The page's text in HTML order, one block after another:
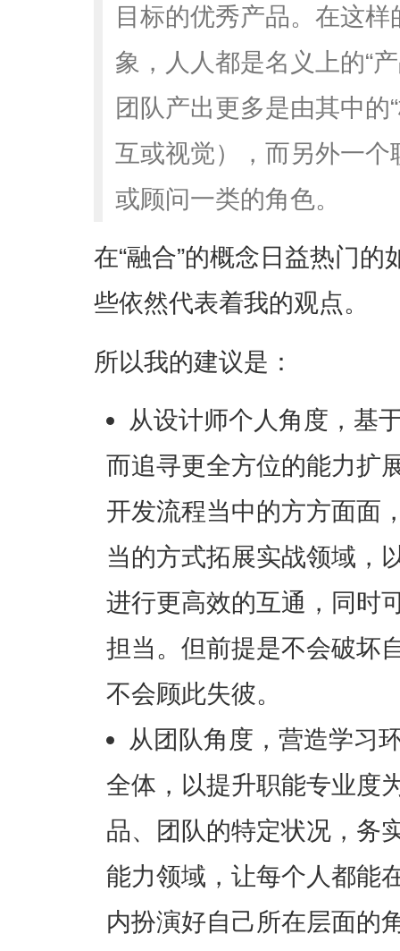
目标的优秀产品。在这样
象，人人都是名义上的“
团队产出更多是由其中的
互或视觉），而另外一
或顾问一类的角色。
在“融合”的概念日益热门
些依然代表着我的观点。
所以我的建议是：
从设计师个人角度，基
而追寻更全方位的能力扩
开发流程当中的方方面面
当的方式拓展实战领域，
进行更高效的互通，同时
担当。但前提是不会破坏
不会顾此失彼。
从团队角度，营造学习
全体，以提升职能专业度
品、团队的特定状况，务
能力领域，让每个人都能
内扮演好自己所在层面的